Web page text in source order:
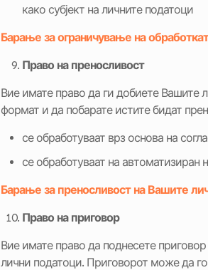
како субјект на личните податоци
Барање за ограничување на
Право на преносливост
Вие имате право да ги добиете Вашите
формат и да побарате истите бидат
се обработуваат врз основа на
се обработуваат на автоматизиран
Барање за преносливост на Вашите
Право на приговор
Вие имате право да поднесете
лични податоци. Приговорот може да го